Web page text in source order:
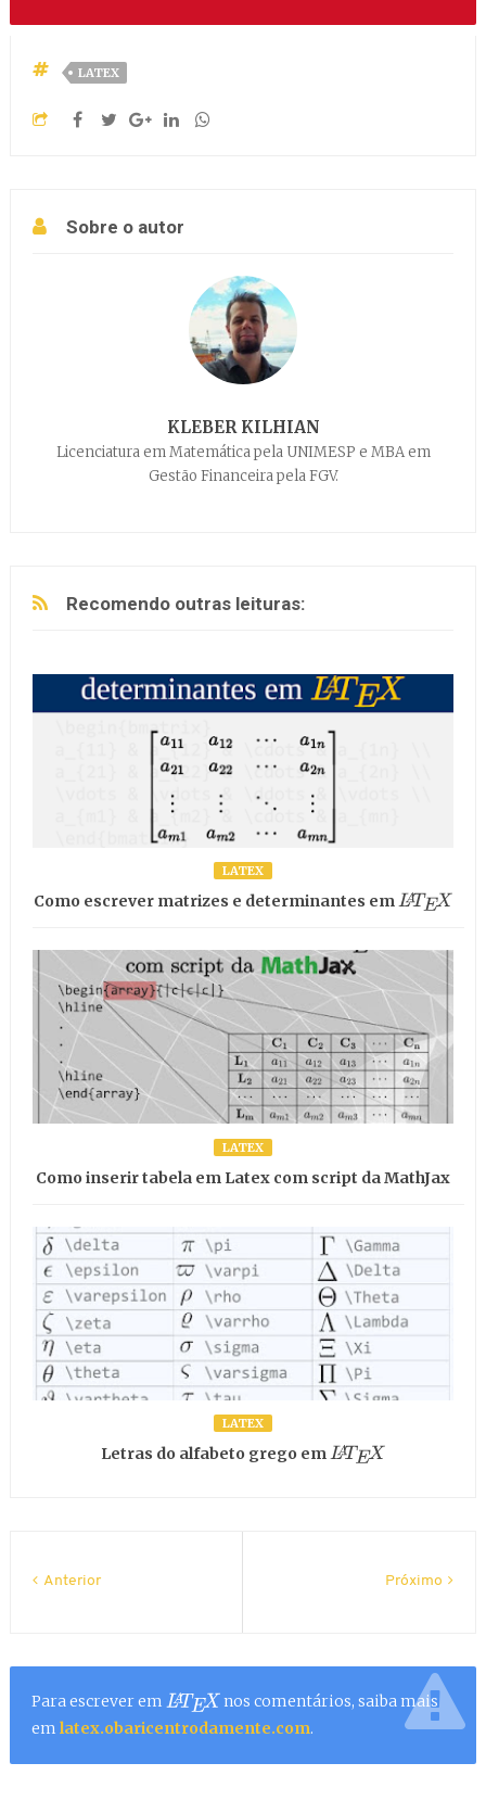
LATEX
Sobre o autor
KLEBER KILHIAN
Licenciatura em Matemática pela UNIMESP e MBA em
Gestão Financeira pela FGV.
Recomendo outras leituras:
LATEX
Como escrever matrizes e determinantes emLATEX
LATEX
Como inserir tabela em Latex com script da MathJax
LATEX
Letras do alfabeto grego emLATEX
Próximo
Anterior
Para escrever em LATEX nos comentários, saiba mais
em latex.obaricentrodamente.com.